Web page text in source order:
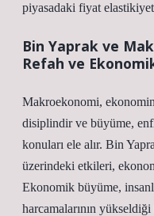
piyasadaki fiyat
Bin Yaprak ve
Refah ve
Makroekonomi,
disiplindir ve büyüme,
konuları ele alır. Bin
üzerindeki etkileri,
Ekonomik büyüme,
harcamalarının